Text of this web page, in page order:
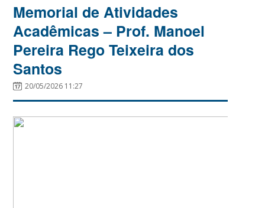
Memorial de Atividades
Acadêmicas – Prof. Manoel
Pereira Rego Teixeira dos
Santos
20/05/2026 11:27